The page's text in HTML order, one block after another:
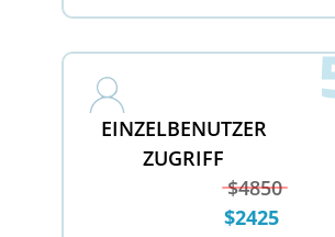
EINZELBENUTZER
ZUGRIFF
$4850
$2425